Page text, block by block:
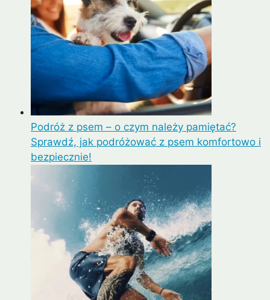
Podróż z psem – o czym należy pamiętać?
Sprawdź, jak podróżować z psem komfortowo i
bezpiecznie!